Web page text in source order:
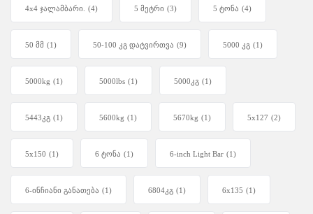
4x4 ჯალამბარი. (4) 5 მეტრი (3) 5 ტონა (4)
50 მმ (1) 50-100 კგ დატვირთვა (9) 5000 კგ (1)
5000kg (1) 5000lbs (1) 5000კგ (1)
5443კგ (1) 5600kg (1) 5670kg (1) 5x127 (2)
5x150 (1) 6 ტონა (1) 6-inch Light Bar (1)
6-ინჩიანი განათება (1) 6804კგ (1) 6x135 (1)